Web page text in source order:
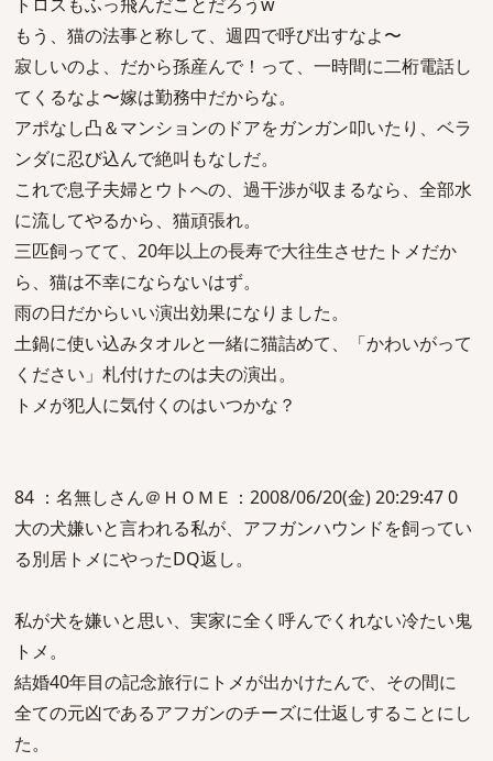
もう、猫の法事と称して、週四で呼び出すなよ〜
寂しいのよ、だから孫産んで！って、一時間に二桁電話し
てくるなよ〜嫁は勤務中だからな。
アポなし凸＆マンションのドアをガンガン叩いたり、ベラ
ンダに忍び込んで絶叫もなしだ。
これで息子夫婦とウトへの、過干渉が収まるなら、全部水
に流してやるから、猫頑張れ。
三匹飼ってて、20年以上の長寿で大往生させたトメだか
ら、猫は不幸にならないはず。
雨の日だからいい演出効果になりました。
土鍋に使い込みタオルと一緒に猫詰めて、「かわいがって
ください」札付けたのは夫の演出。
トメが犯人に気付くのはいつかな？
84 ：名無しさん＠ＨＯＭＥ：2008/06/20(金) 20:29:47 0
大の犬嫌いと言われる私が、アフガンハウンドを飼ってい
る別居トメにやったDQ返し。
私が犬を嫌いと思い、実家に全く呼んでくれない冷たい鬼
トメ。
結婚40年目の記念旅行にトメが出かけたんで、その間に
全ての元凶であるアフガンのチーズに仕返しすることにし
た。